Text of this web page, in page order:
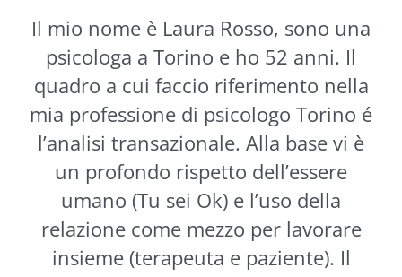
Il mio nome è Laura Rosso, sono una
psicologa a Torino e ho 52 anni. Il
quadro a cui faccio riferimento nella
mia professione di psicologo Torino é
l’analisi transazionale. Alla base vi è
un profondo rispetto dell’essere
umano (Tu sei Ok) e l’uso della
relazione come mezzo per lavorare
insieme (terapeuta e paziente). Il